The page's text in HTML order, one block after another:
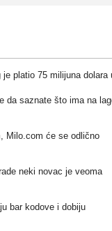
platio 75 milijuna dolara
da saznate što ima na
Milo.com će se odlično
neki novac je veoma
bar kodove i dobiju